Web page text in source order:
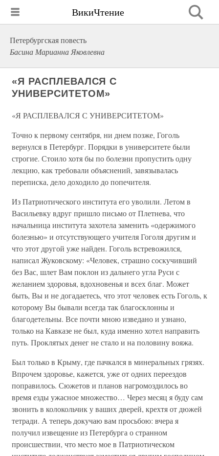
ВикиЧтение
Петербургская повесть
Басина Марианна Яковлевна
«Я РАСПЛЕВАЛСЯ С
УНИВЕРСИТЕТОМ»
«Я РАСПЛЕВАЛСЯ С УНИВЕРСИТЕТОМ»
Точно к первому сентября, ни днем позже, Гоголь
вернулся в Петербург. Порядки в университете были
строгие. Стоило хотя бы по болезни пропустить одну
лекцию, как требовали объяснений, завязывалась
переписка, дело доходило до попечителя.
Из Патриотического института его уволили. Летом в
Васильевку вдруг пришло письмо от Плетнева, что
начальница института захотела заменить «одержимого
болезнью» и отсутствующего учителя Гоголя другим и
что этот другой уже найден. Гоголь встревожился,
написал Жуковскому: «Человек, страшно соскучивший
без Вас, шлет Вам поклон из дальнего угла Руси с
желанием здоровья, вдохновенья и всех благ. Может
быть, Вы и не догадаетесь, что этот человек есть Гоголь, к
которому Вы бывали всегда так благосклонны и
благодетельны. Все почти мною изведано и узнано,
только на Кавказе не был, куда именно хотел направить
путь. Проклятых денег не стало и на половину вояжа.
Был только в Крыму, где пачкался в минеральных грязях.
Впрочем здоровье, кажется, уже от одних переездов
поправилось. Сюжетов и планов нагромоздилось во
время езды ужасное множество… Через месяц я буду сам
звонить в колокольчик у ваших дверей, крехтя от дюжей
тетради. А теперь докучаю вам просьбою: вчера я
получил извещение из Петербурга о странном
происшествии, что место мое в Патриотическом